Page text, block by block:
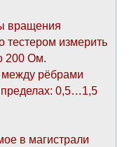
вращения
тестером измерить
200 Ом.
между рёбрами
0,5…1,5
в магистрали